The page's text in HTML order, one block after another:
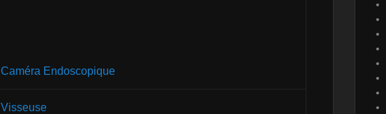
Caméra Endoscopique
Visseuse